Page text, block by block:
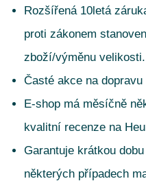
Rozšířená 10letá
proti zákonem
zboží/výměnu velikosti.
Časté akce na dopravu
E-shop má měsíčně
kvalitní recenze na
Garantuje krátkou
některých případech